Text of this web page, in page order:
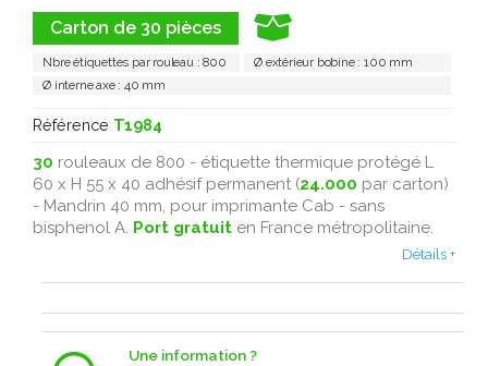
Carton de 30 pièces
Nbre étiquettes par rouleau : 800
Ø extérieur bobine : 100 mm
Ø interne axe : 40 mm
Référence T1984
30 rouleaux de 800 - étiquette thermique protégé L
60 x H 55 x 40 adhésif permanent (24.000 par carton)
- Mandrin 40 mm, pour imprimante Cab - sans
bisphenol A . Port gratuit en France métropolitaine .
Détails +
Une information ?